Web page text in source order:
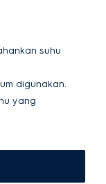
suhu
digunakan.
yang